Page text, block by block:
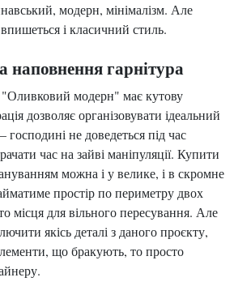
модерн, мінімалізм. Але
і класичний стиль.
наповнення гарнітура
"Оливковий модерн" має кутову
дозволяє організовувати ідеальний
не доведеться під час
час на зайві маніпуляції. Купити
можна і у велике, і в скромне
простір по периметру двох
місця для вільного пересування. Але
якісь деталі з даного проєкту,
що бракують, то просто